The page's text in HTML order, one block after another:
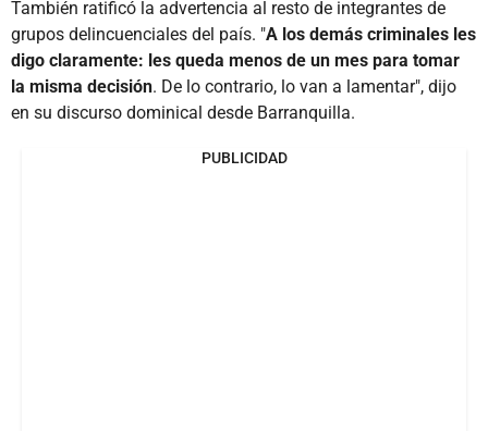
También ratificó la advertencia al resto de integrantes de
grupos delincuenciales del país. "A los demás criminales les
digo claramente: les queda menos de un mes para tomar
la misma decisión. De lo contrario, lo van a lamentar", dijo
en su discurso dominical desde Barranquilla.
PUBLICIDAD